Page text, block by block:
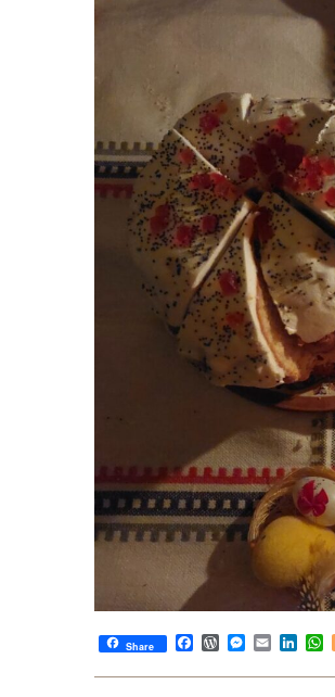
Share Facebook
WordPress
Messenger
Email